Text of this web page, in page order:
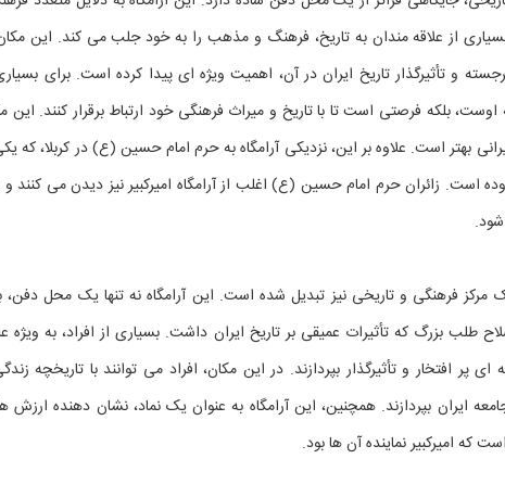
از علاقه ‌مندان به تاریخ، فرهنگ و مذهب را به خود جلب می ‌کند. این
و تأثیرگذار تاریخ ایران در آن، اهمیت ویژه ‌ای پیدا کرده است. برای
به اوست، بلکه فرصتی است تا با تاریخ و میراث فرهنگی خود ارتباط برقرار کنند. این
بهتر است. علاوه بر این، نزدیکی آرامگاه به حرم امام حسین (ع) در کربلا، که
است. زائران حرم امام حسین (ع) اغلب از آرامگاه امیرکبیر نیز دیدن می ‌کنند
مرکز فرهنگی و تاریخی نیز تبدیل شده است. این آرامگاه نه تنها یک محل دفن،
بزرگ که تأثیرات عمیقی بر تاریخ ایران داشت. بسیاری از افراد، به ویژه
پر افتخار و تأثیرگذار بپردازند. در این مکان، افراد می ‌توانند با تاریخچه
ایران بپردازند. همچنین، این آرامگاه به عنوان یک نماد، نشان ‌دهنده ارزش
امیرکبیر نماینده آن ‌ها بود.